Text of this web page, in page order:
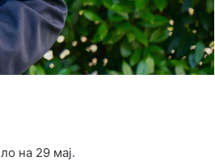
на 29 мај.